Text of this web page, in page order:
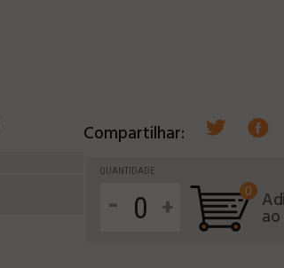
Compartilhar:
QUANTIDADE
- +
0